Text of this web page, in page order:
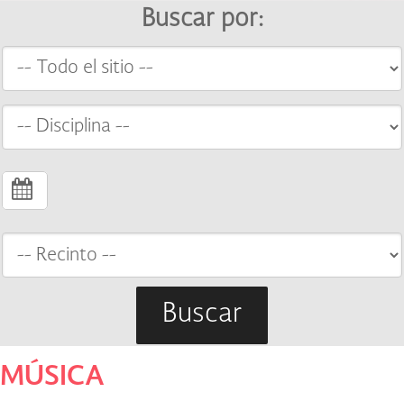
Buscar por:
Buscar
MÚSICA